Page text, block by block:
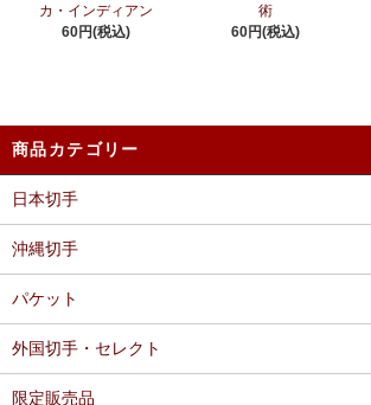
カ・インディアン
60円(税込)
術
60円(税込)
商品カテゴリー
日本切手
沖縄切手
パケット
外国切手・セレクト
限定販売品